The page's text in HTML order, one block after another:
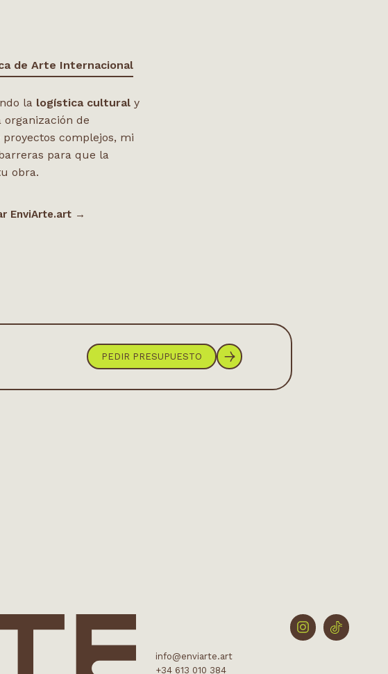
de Arte Internacional
la logística cultural y
de
complejos, mi
para que la
obra.
EnviArte.art →
PEDIR PRESUPUESTO
info@enviarte.art
+34 613 010 384